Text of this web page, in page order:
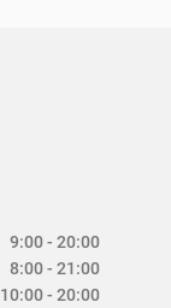
9:00 - 20:00
8:00 - 21:00
10:00 - 20:00